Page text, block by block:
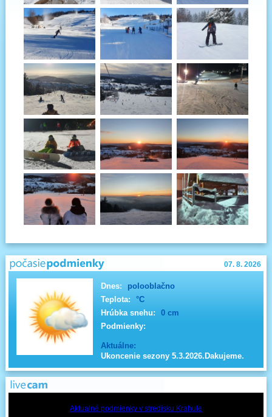
07. 8. 2026
Dnes:
polooblačno
Teplota:
°C
Hrúbka snehu:
0 cm
Podmienky:
Aktuálne:
Ukoncenie sezony 5.3.2026.Dakujeme.
Aktualné podmienky v stredisku Krahule